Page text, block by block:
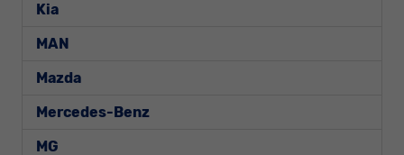
Kia
MAN
Mazda
Mercedes-Benz
MG